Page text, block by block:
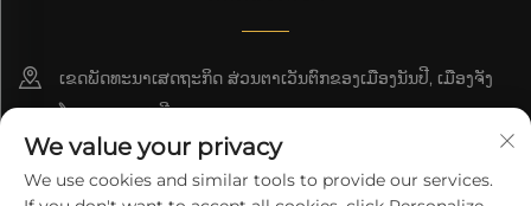
ເຂດພັດທະນາເສດຖະກິດ ສ່ວນຕາເວັນຕົກຂອງເມືອງນັນປີ, ເມືອງຈັງ
ໂຈວ, ແຂວງເຫຫີ
+86-18617745678
We value your privacy
We use cookies and similar tools to provide our services.